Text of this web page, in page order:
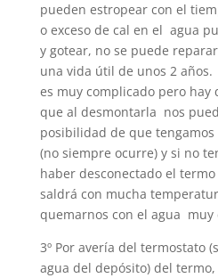
pueden estropear con el
o exceso de cal en el agua
y gotear, no se puede
una vida útil de unos 2
es muy complicado pero hay
que al desmontarla nos
posibilidad de que
(no siempre ocurre) y si no
haber desconectado el
saldrá con mucha
quemarnos con el agua
3º Por avería del termostato
agua del depósito) del